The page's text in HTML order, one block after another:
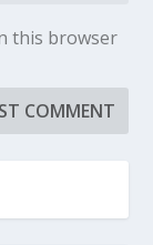
this browser